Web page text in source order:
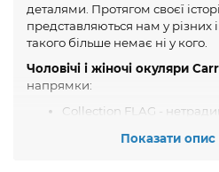
деталями. Протягом своєї
представляються нам у різних
такого більше немає ні у кого.
Чоловічі і жіночі окуляри
напрямки:
Collection FLAG -
почуттям стилю.Показати опис